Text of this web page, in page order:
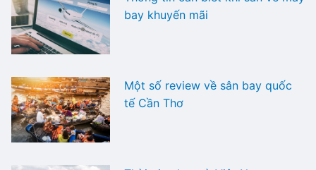
bay khuyến mãi
Một số review về sân bay quốc
tế Cần Thơ